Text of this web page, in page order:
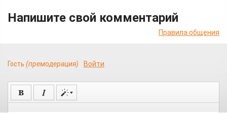
Напишите свой комментарий
Правила общения
Гость (премодерация) Войти